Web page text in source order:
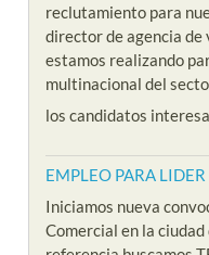
reclutamiento para
director de agencia de
estamos realizando
multinacional del
los candidatos
EMPLEO PARA
Iniciamos nueva
Comercial en la